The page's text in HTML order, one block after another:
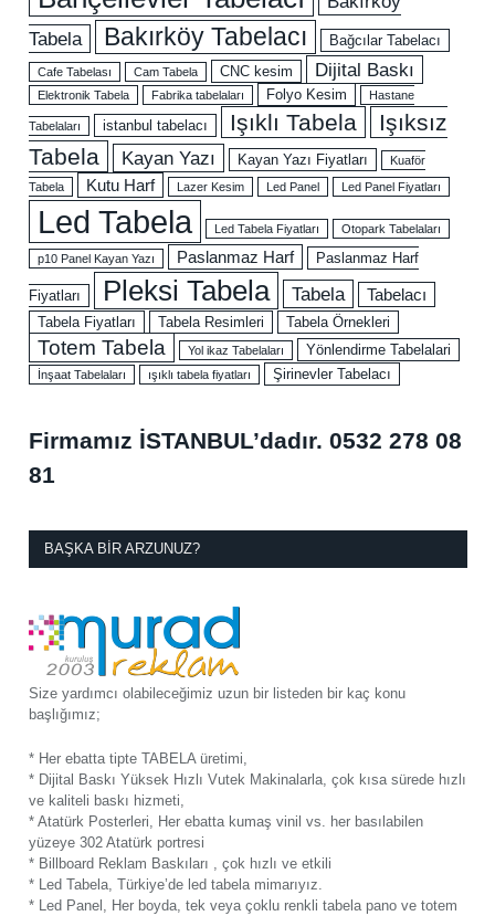
Tabela
Bakırköy Tabelacı Bağcılar Tabelacı
Cafe Tabelası Cam Tabela CNC kesim Dijital Baskı
Elektronik Tabela Fabrika tabelaları Folyo Kesim Hastane
Tabelaları istanbul tabelacı Işıklı Tabela
Işıksız
Tabela
Kayan Yazı Kayan Yazı Fiyatları
Kuaför
Tabela
Kutu Harf Lazer Kesim Led Panel Led Panel Fiyatları
Led Tabela Led Tabela Fiyatları Otopark Tabelaları
p10 Panel Kayan Yazı Paslanmaz Harf Paslanmaz Harf
Fiyatları Pleksi Tabela Tabela Tabelacı
Tabela Fiyatları Tabela Resimleri Tabela Örnekleri
Totem Tabela Yol ikaz Tabelaları Yönlendirme Tabelalari
İnşaat Tabelaları ışıklı tabela fiyatları Şirinevler Tabelacı
Firmamız İSTANBUL’dadır. 0532 278 08
81
BAŞKA BIR ARZUNUZ?
Size yardımcı olabileceğimiz uzun bir listeden bir kaç konu
başlığımız;
* Her ebatta tipte TABELA üretimi,
* Dijital Baskı Yüksek Hızlı Vutek Makinalarla, çok kısa sürede hızlı
ve kaliteli baskı hizmeti,
* Atatürk Posterleri, Her ebatta kumaş vinil vs. her basılabilen
yüzeye 302 Atatürk portresi
* Billboard Reklam Baskıları , çok hızlı ve etkili
* Led Tabela, Türkiye’de led tabela mimarıyız.
* Led Panel, Her boyda, tek veya çoklu renkli tabela pano ve totem